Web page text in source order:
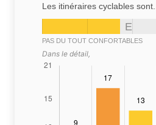
Les itinéraires cyclables sont...
E
PAS DU TOUT CONFORTABLES
Dans le détail,